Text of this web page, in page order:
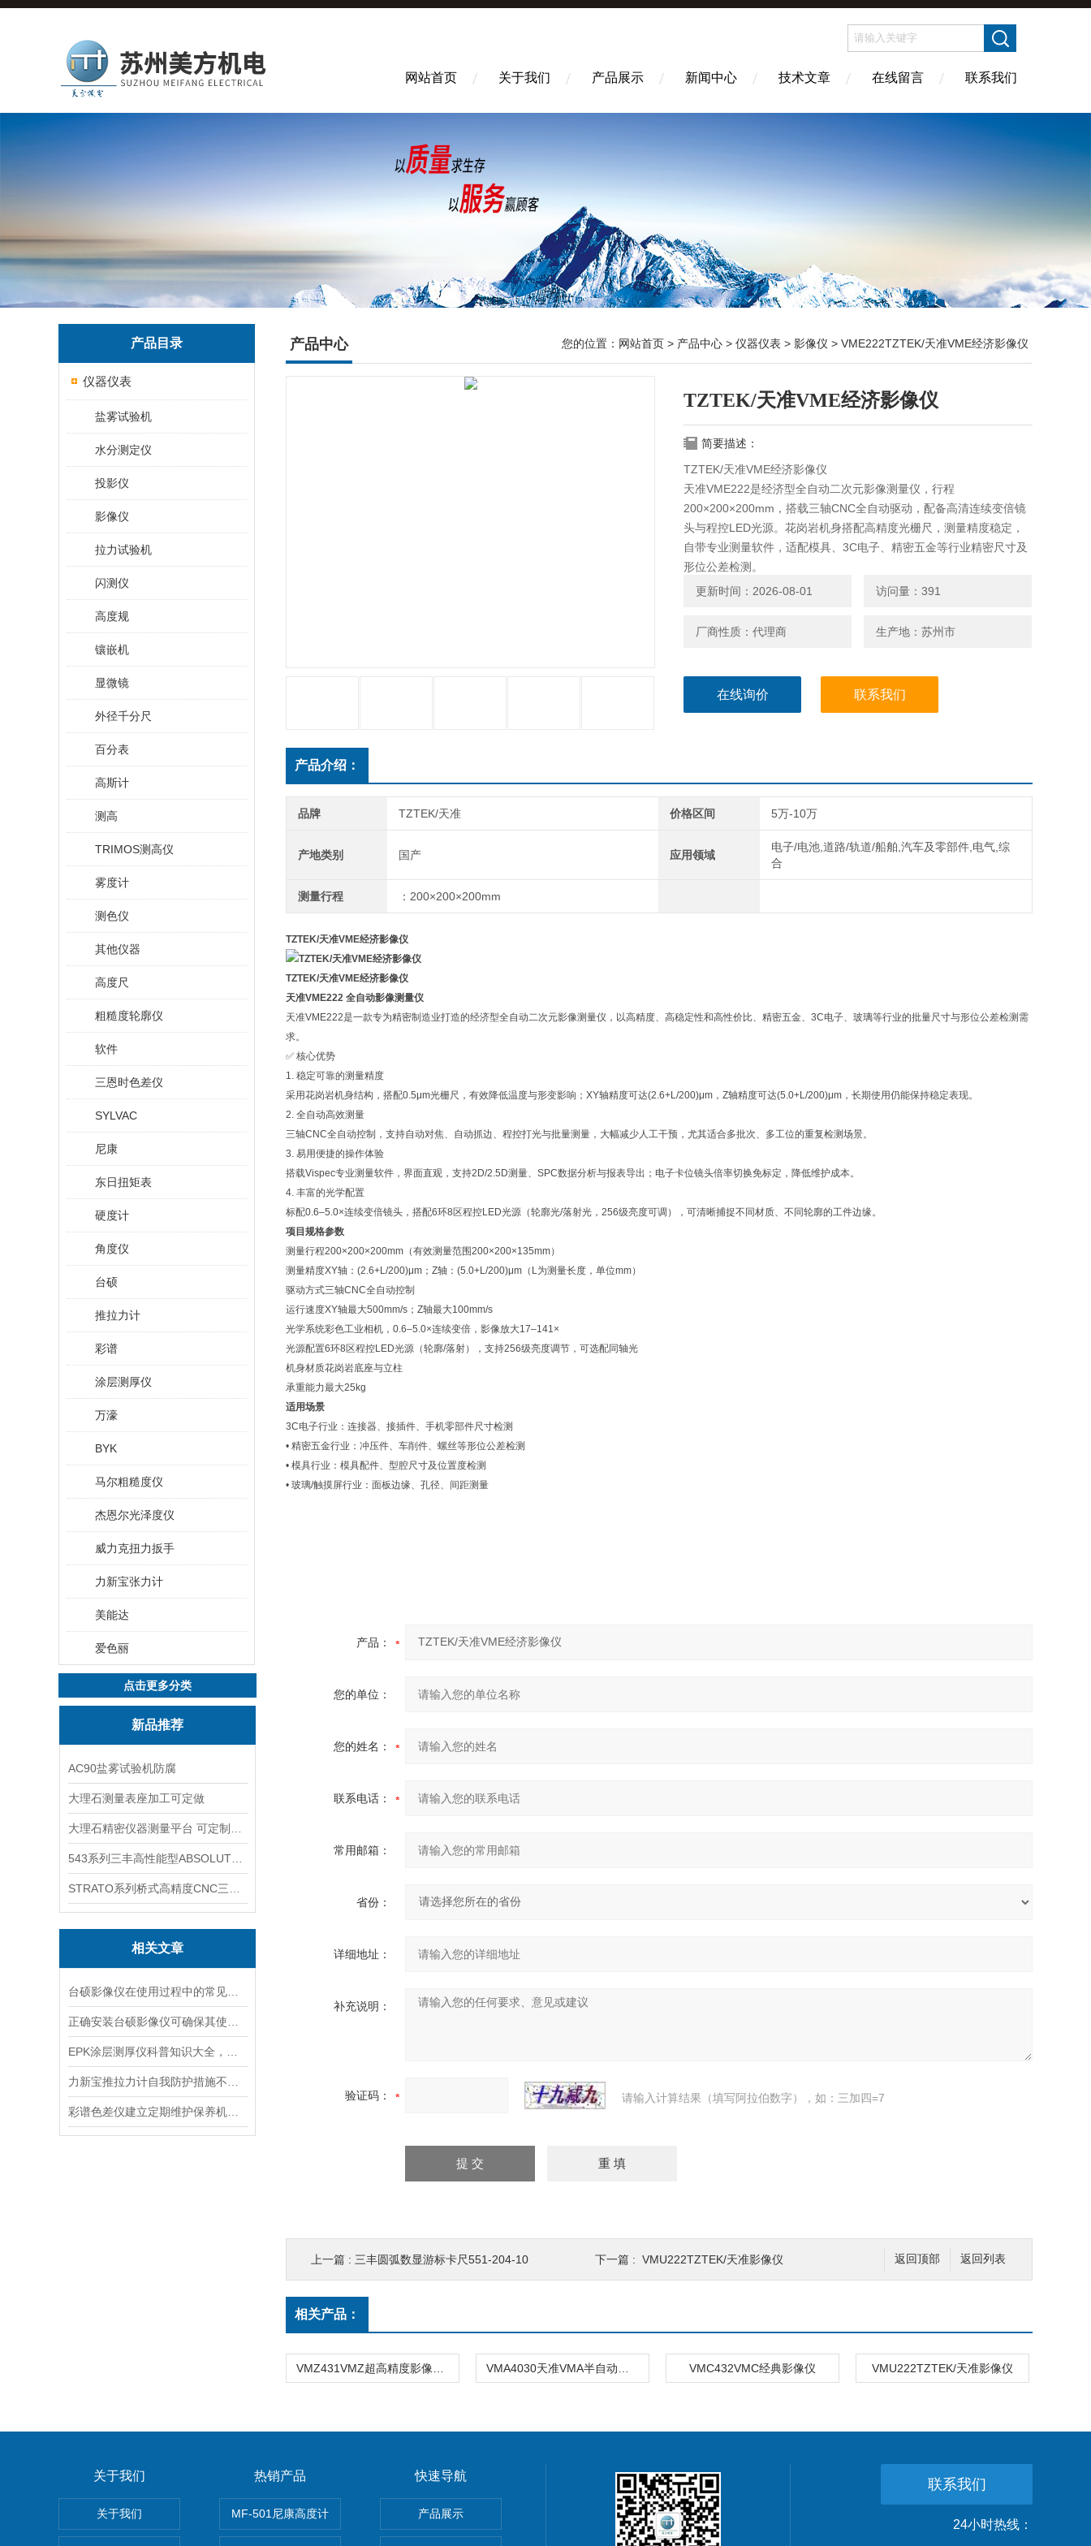
网站首页 关于我们 产品展示 新闻中心 技术文章 在线留言 联系我们
产品目录
仪器仪表
盐雾试验机
水分测定仪
投影仪
影像仪
拉力试验机
闪测仪
高度规
镶嵌机
显微镜
外径千分尺
百分表
高斯计
测高
TRIMOS测高仪
雾度计
测色仪
其他仪器
高度尺
粗糙度轮廓仪
软件
三恩时色差仪
SYLVAC
尼康
东日扭矩表
硬度计
角度仪
台硕
推拉力计
彩谱
涂层测厚仪
万濠
BYK
马尔粗糙度仪
杰恩尔光泽度仪
威力克扭力扳手
力新宝张力计
美能达
爱色丽
点击更多分类
新品推荐
AC90盐雾试验机防腐
大理石测量表座加工可定做
相关文章
产品中心 您的位置： 网站首页 > 产品中心 > 仪器仪表 > 影像仪 > VME222TZTEK/天准VME经济影像仪
TZTEK/天准VME经济影像仪
简要描述：
TZTEK/天准VME经济影像仪
天准VME222是经济型全自动二次元影像测量仪，行程
200×200×200mm，搭载三轴CNC全自动驱动，配备高清连续变倍镜
头与程控LED光源。花岗岩机身搭配高精度光栅尺，测量精度稳定，
自带专业测量软件，适配模具、3C电子、精密五金等行业精密尺寸及
形位公差检测。
更新时间：2026-08-01
访问量：391
厂商性质：代理商 生产地：苏州市
在线询价 联系我们
产品介绍：
品牌 TZTEK/天准 价格区间 5万-10万
产地类别 国产 应用领域
电子/电池,道路/轨道/船舶,汽车及零部件,电气,综
合
测量行程 ：200×200×200mm
TZTEK/天准VME经济影像仪
TZTEK/天准VME经济影像仪
天准VME222 全自动影像测量仪
天准VME222是一款专为精密制造业打造的经济型全自动二次元影像测量仪，以高精度、高稳定性和高性价比、精密五金、3C电子、玻璃等行业的批量尺寸与形位公差检测需
求。
✅ 核心优势
1. 稳定可靠的测量精度
采用花岗岩机身结构，搭配0.5μm光栅尺，有效降低温度与形变影响；XY轴精度可达(2.6+L/200)μm，Z轴精度可达(5.0+L/200)μm，长期使用仍能保持稳定表现。
2. 全自动高效测量
三轴CNC全自动控制，支持自动对焦、自动抓边、程控打光与批量测量，大幅减少人工干预，尤其适合多批次、多工位的重复检测场景。
3. 易用便捷的操作体验
搭载Vispec专业测量软件，界面直观，支持2D/2.5D测量、SPC数据分析与报表导出；电子卡位镜头倍率切换免标定，降低维护成本。
4. 丰富的光学配置
标配0.6–5.0×连续变倍镜头，搭配6环8区程控LED光源（轮廓光/落射光，256级亮度可调），可清晰捕捉不同材质、不同轮廓的工件边缘。
项目 规格参数
测量行程200×200×200mm（有效测量范围200×200×135mm）
测量精度XY轴：(2.6+L/200)μm；Z轴：(5.0+L/200)μm（L为测量长度，单位mm）
驱动方式三轴CNC全自动控制
运行速度XY轴最大500mm/s；Z轴最大100mm/s
光学系统彩色工业相机，0.6–5.0×连续变倍，影像放大17–141×
光源配置6环8区程控LED光源（轮廓/落射），支持256级亮度调节，可选配同轴光
机身材质花岗岩底座与立柱
承重能力最大25kg
适用场景
3C电子行业：连接器、接插件、手机零部件尺寸检测
• 精密五金行业：冲压件、车削件、螺丝等形位公差检测
• 模具行业：模具配件、型腔尺寸及位置度检测
• 玻璃/触摸屏行业：面板边缘、孔径、间距测量
产品：
您的单位：
您的姓名：
联系电话：
常用邮箱：
省份：
详细地址：
补充说明：
验证码： 请输入计算结果（填写阿拉伯数字），如：三加四=7
返回列表
返回顶部
上一篇 : 三丰圆弧数显游标卡尺551-204-10 下一篇 : VMU222TZTEK/天准影像仪
相关产品：
VMC432VMC经典影像仪 VMU222TZTEK/天准影像仪
关于我们
关于我们
热销产品
MF-501尼康高度计
快速导航
产品展示
联系我们
24小时热线：